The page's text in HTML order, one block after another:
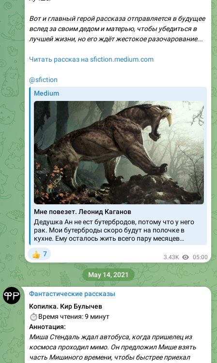
Вот и главный герой рассказа отправляется в будущее
вслед за своим дедом и матерью, чтобы убедиться в
лучшей жизни, но его ждёт жестокое разочарование...
Читать рассказ на sfiction.medium.com
@sfiction
Medium
Мне повезет. Леонид Каганов
Дедушка Ан не ест бутербродов, потому что у него
рак. Мои бутерброды скоро будут на полочке в
кухне. Ему осталось жить всего пару месяцев…
7 3.43K 05:00
Фантастические рассказы
Копилка. Кир Булычев
Время чтения: 9 минут
Аннотация:
Миша Стендаль ждал автобуса, когда пришелец из
космоса проходил мимо. Он предложил Мише взять
часть Мишиного времени, чтобы быстрее приехал
May 14, 2021